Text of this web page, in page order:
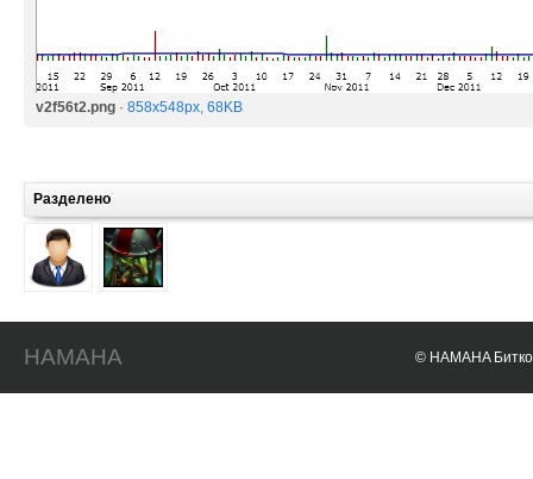
v2f56t2.png · 858x548px, 68KB
Разделено
HAMAHA © HAMAHA